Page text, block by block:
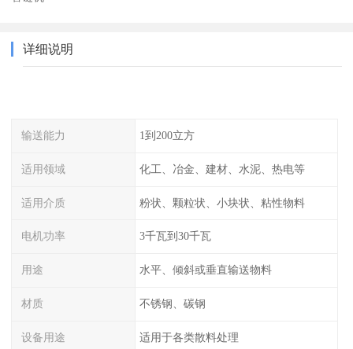
详细说明
输送能力 1到200立方
适用领域 化工、冶金、建材、水泥、热电等
适用介质 粉状、颗粒状、小块状、粘性物料
电机功率 3千瓦到30千瓦
用途 水平、倾斜或垂直输送物料
材质 不锈钢、碳钢
设备用途 适用于各类散料处理